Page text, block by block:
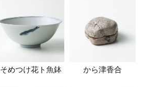
そめつけ花ト魚鉢 から津香合